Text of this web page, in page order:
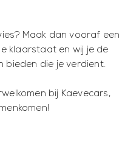
Maak dan vooraf een
klaarstaat en wij je de
bieden die je verdient.
bij Kaevecars,